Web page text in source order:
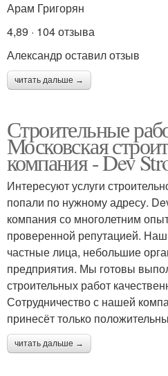
Арам Григорян
4,89 · 104 отзыва
Александр оставил отзыв
читать дальше →
Строительные
Московская
компания - Dev
Интересуют услуги
попали по нужному адресу.
компания со многолетним
проверенной репутацией.
частные лица, небольшие
предприятия. Мы готовы
строительных работ
Сотрудничество с нашей
принесёт только
читать дальше →